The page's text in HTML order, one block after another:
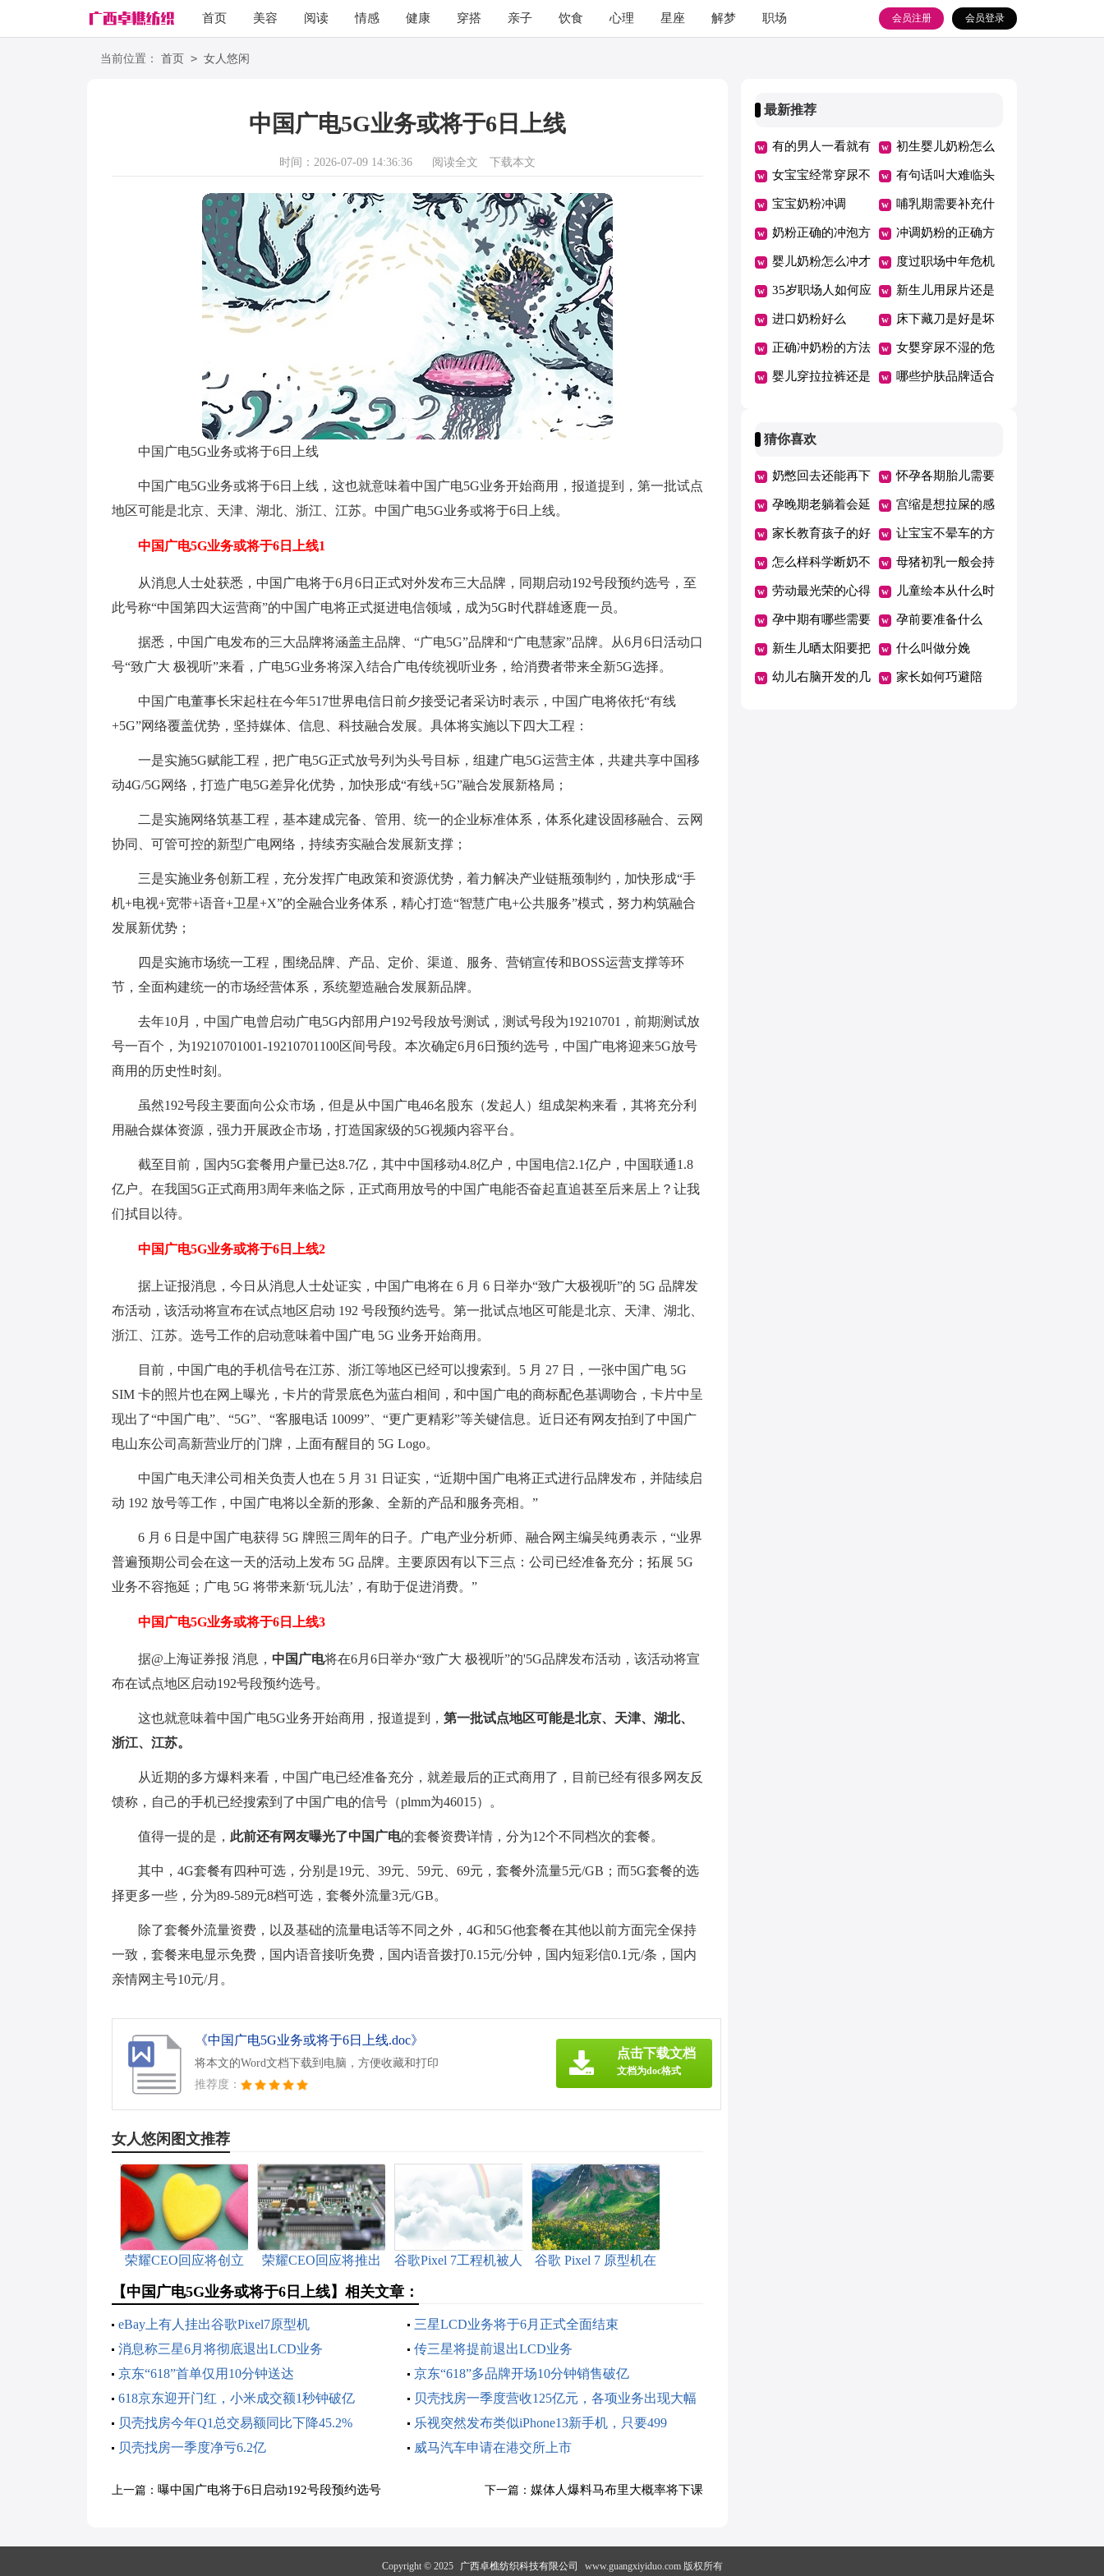
首页 美容 阅读 情感 健康 穿搭 亲子 饮食 心理 星座 解梦 职场
励志
会员登录
会员注册
当前位置： 首页 > 女人悠闲
中国广电5G业务或将于6日上线
时间：2026-07-09 14:36:36 阅读全文 下载本文
中国广电5G业务或将于6日上线
中国广电5G业务或将于6日上线，这也就意味着中国广电5G业务开始商用，报道提到，第一批试点
地区可能是北京、天津、湖北、浙江、江苏。中国广电5G业务或将于6日上线。
中国广电5G业务或将于6日上线1
从消息人士处获悉，中国广电将于6月6日正式对外发布三大品牌，同期启动192号段预约选号，至
此号称“中国第四大运营商”的中国广电将正式挺进电信领域，成为5G时代群雄逐鹿一员。
据悉，中国广电发布的三大品牌将涵盖主品牌、“广电5G”品牌和“广电慧家”品牌。从6月6日活动口
号“致广大 极视听”来看，广电5G业务将深入结合广电传统视听业务，给消费者带来全新5G选择。
中国广电董事长宋起柱在今年517世界电信日前夕接受记者采访时表示，中国广电将依托“有线
+5G”网络覆盖优势，坚持媒体、信息、科技融合发展。具体将实施以下四大工程：
一是实施5G赋能工程，把广电5G正式放号列为头号目标，组建广电5G运营主体，共建共享中国移
动4G/5G网络，打造广电5G差异化优势，加快形成“有线+5G”融合发展新格局；
二是实施网络筑基工程，基本建成完备、管用、统一的企业标准体系，体系化建设固移融合、云网
协同、可管可控的新型广电网络，持续夯实融合发展新支撑；
三是实施业务创新工程，充分发挥广电政策和资源优势，着力解决产业链瓶颈制约，加快形成“手
机+电视+宽带+语音+卫星+X”的全融合业务体系，精心打造“智慧广电+公共服务”模式，努力构筑融合
发展新优势；
四是实施市场统一工程，围绕品牌、产品、定价、渠道、服务、营销宣传和BOSS运营支撑等环
节，全面构建统一的市场经营体系，系统塑造融合发展新品牌。
去年10月，中国广电曾启动广电5G内部用户192号段放号测试，测试号段为19210701，前期测试放
号一百个，为19210701001-19210701100区间号段。本次确定6月6日预约选号，中国广电将迎来5G放号
商用的历史性时刻。
虽然192号段主要面向公众市场，但是从中国广电46名股东（发起人）组成架构来看，其将充分利
用融合媒体资源，强力开展政企市场，打造国家级的5G视频内容平台。
截至目前，国内5G套餐用户量已达8.7亿，其中中国移动4.8亿户，中国电信2.1亿户，中国联通1.8
亿户。在我国5G正式商用3周年来临之际，正式商用放号的中国广电能否奋起直追甚至后来居上？让我
们拭目以待。
中国广电5G业务或将于6日上线2
据上证报消息，今日从消息人士处证实，中国广电将在 6 月 6 日举办“致广大极视听”的 5G 品牌发
布活动，该活动将宣布在试点地区启动 192 号段预约选号。第一批试点地区可能是北京、天津、湖北、
浙江、江苏。选号工作的启动意味着中国广电 5G 业务开始商用。
目前，中国广电的手机信号在江苏、浙江等地区已经可以搜索到。5 月 27 日，一张中国广电 5G
SIM 卡的照片也在网上曝光，卡片的背景底色为蓝白相间，和中国广电的商标配色基调吻合，卡片中呈
现出了“中国广电”、“5G”、“客服电话 10099”、“更广更精彩”等关键信息。近日还有网友拍到了中国广
电山东公司高新营业厅的门牌，上面有醒目的 5G Logo。
中国广电天津公司相关负责人也在 5 月 31 日证实，“近期中国广电将正式进行品牌发布，并陆续启
动 192 放号等工作，中国广电将以全新的形象、全新的产品和服务亮相。”
6 月 6 日是中国广电获得 5G 牌照三周年的日子。广电产业分析师、融合网主编吴纯勇表示，“业界
普遍预期公司会在这一天的活动上发布 5G 品牌。主要原因有以下三点：公司已经准备充分；拓展 5G
业务不容拖延；广电 5G 将带来新‘玩儿法’，有助于促进消费。”
中国广电5G业务或将于6日上线3
据@上海证券报 消息， 中国广电将在6月6日举办“致广大 极视听”的'5G品牌发布活动，该活动将宣
布在试点地区启动192号段预约选号。
这也就意味着中国广电5G业务开始商用，报道提到， 第一批试点地区可能是北京、天津、湖北、
浙江、江苏。
从近期的多方爆料来看，中国广电已经准备充分，就差最后的正式商用了，目前已经有很多网友反
馈称，自己的手机已经搜索到了中国广电的信号（plmm为46015）。
值得一提的是， 此前还有网友曝光了中国广电的套餐资费详情，分为12个不同档次的套餐。
其中，4G套餐有四种可选，分别是19元、39元、59元、69元，套餐外流量5元/GB；而5G套餐的选
择更多一些，分为89-589元8档可选，套餐外流量3元/GB。
除了套餐外流量资费，以及基础的流量电话等不同之外，4G和5G他套餐在其他以前方面完全保持
一致，套餐来电显示免费，国内语音接听免费，国内语音拨打0.15元/分钟，国内短彩信0.1元/条，国内
亲情网主号10元/月。
《中国广电5G业务或将于6日上线.doc》
将本文的Word文档下载到电脑，方便收藏和打印
推荐度：
点击下载文档
文档为doc格式
女人悠闲图文推荐
荣耀CEO回应将创立
荣耀CEO回应将推出
段时间
谷歌Pixel 7工程机被人
谷歌 Pixel 7 原型机在
【中国广电5G业务或将于6日上线】相关文章：
eBay上有人挂出谷歌Pixel7原型机
三星LCD业务将于6月正式全面结束
消息称三星6月将彻底退出LCD业务
传三星将提前退出LCD业务
京东“618”首单仅用10分钟送达
京东“618”多品牌开场10分钟销售破亿
618京东迎开门红，小米成交额1秒钟破亿
贝壳找房一季度营收125亿元，各项业务出现大幅
下滑
贝壳找房今年Q1总交易额同比下降45.2%
乐视突然发布类似iPhone13新手机，只要499
贝壳找房一季度净亏6.2亿
威马汽车申请在港交所上市
上一篇： 曝中国广电将于6日启动192号段预约选号 下一篇： 媒体人爆料马布里大概率将下课
最新推荐
有的男人一看就有
气场
初生婴儿奶粉怎么
冲泡
女宝宝经常穿尿不
湿好吗
有句话叫大难临头
各自飞
宝宝奶粉冲调 哺乳期需要补充什
么营养
奶粉正确的冲泡方
法
冲调奶粉的正确方
法注意事项
婴儿奶粉怎么冲才
是正确的
度过职场中年危机
需要掌握哪3个技
能
35岁职场人如何应
对职场中年危机
新生儿用尿片还是
用纸尿裤
进口奶粉好么 床下藏刀是好是坏
呢
正确冲奶粉的方法 女婴穿尿不湿的危
害
婴儿穿拉拉裤还是 哪些护肤品牌适合
猜你喜欢
奶憋回去还能再下
来吗
怀孕各期胎儿需要
的营养
孕晚期老躺着会延
期吗
宫缩是想拉屎的感
觉吗
家长教育孩子的好
方法总结一年级
让宝宝不晕车的方
法
怎么样科学断奶不
坑娃
母猪初乳一般会持
续几天
劳动最光荣的心得
体会范文（精选5
篇）
儿童绘本从什么时
候开始看有哪些好
处
孕中期有哪些需要
注意的事项
孕前要准备什么
新生儿晒太阳要把
衣服脱了吗
什么叫做分娩
幼儿右脑开发的几 家长如何巧避陪
Copyright © 2025 广西卓樵纺织科技有限公司 www.guangxiyiduo.com 版权所有